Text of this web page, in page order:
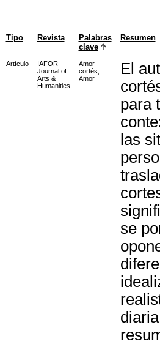
Tipo Revista
Palabras
clave
Resumen
Artículo
IAFOR
Journal of
Arts &
Humanities
Amor
cortés;
Amor
El
para
las
se